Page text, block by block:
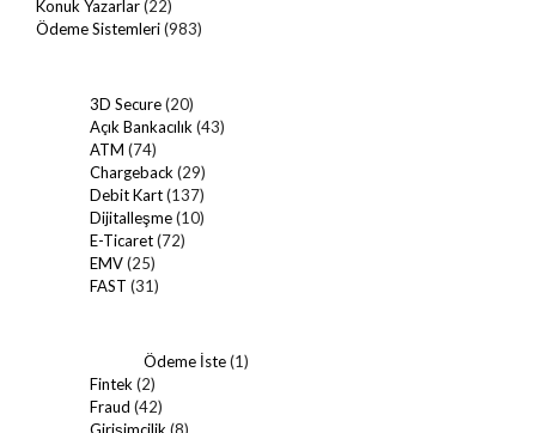
Konuk Yazarlar(22)
Ödeme Sistemleri(983)
3D Secure(20)
Açık Bankacılık(43)
ATM (74)
Chargeback(29)
Debit Kart(137)
Dijitalleşme(10)
E-Ticaret(72)
EMV(25)
FAST (31)
Ödeme İste(1)
Fintek(2)
Fraud (42)